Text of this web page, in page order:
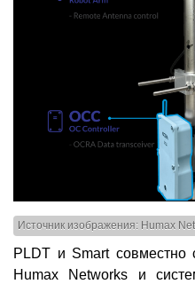
Источник изображения: Humax
PLDT и Smart
Humax Networks и